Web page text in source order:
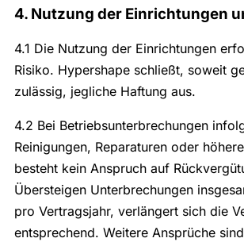
4. Nutzung der Einrichtungen
4.1 Die Nutzung der Einrichtungen
Risiko. Hypershape schließt, soweit
zulässig, jegliche Haftung aus.
4.2 Bei Betriebsunterbrechungen
Reinigungen, Reparaturen oder
besteht kein Anspruch auf
Übersteigen Unterbrechungen
pro Vertragsjahr, verlängert sich die
entsprechend. Weitere Ansprüche sind